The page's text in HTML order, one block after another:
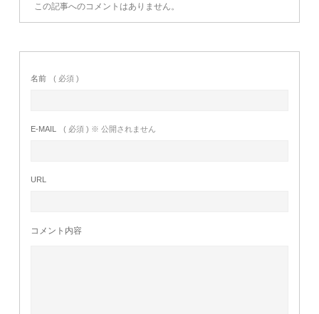
この記事へのコメントはありません。
名前 ( 必須 )
E-MAIL ( 必須 ) ※ 公開されません
URL
コメント内容